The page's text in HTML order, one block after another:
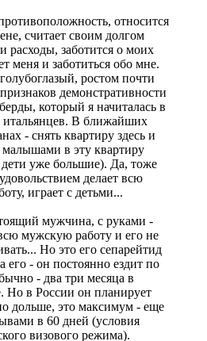
относится
считает своим долгом
расходы, заботится о моих
меня и заботиться обо мне.
ростом почти
демонстративности
который я начиталась в
итальянцев. В ближайших
- снять квартиру здесь и
малышами в эту квартиру
уже большие). Да, тоже
делает всю
играет с детьми...
мужчина, с руками -
мужскую работу и его не
Но это его сепарейтид
его - он постоянно ездит по
- два три месяца в
Но в России он планирует
дольше, это максимум - еще
в 60 дней (условия
визового режима).